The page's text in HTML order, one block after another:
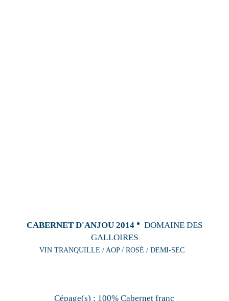
CABERNET D'ANJOU 2014
DOMAINE DES
GALLOIRES
VIN TRANQUILLE / AOP / ROSÉ / DEMI-SEC
Cépage(s) : 100% Cabernet franc